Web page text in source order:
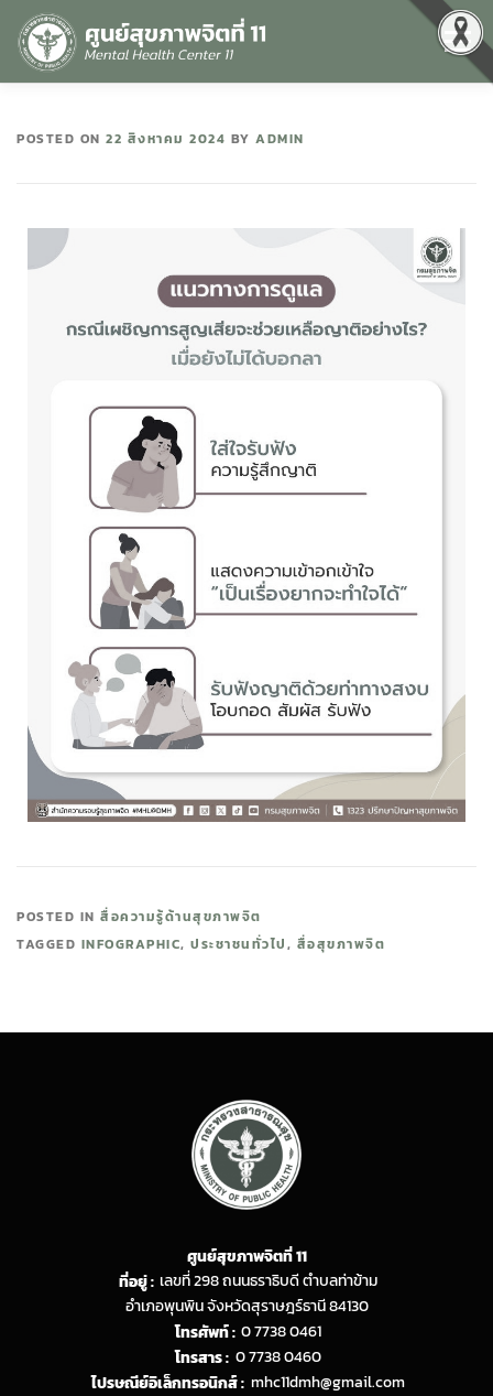
Menu
สำหรับบุคลากร
POSTED ON 22 สิงหาคม 2024 BY ADMIN
POSTED IN สื่อความรู้ด้านสุขภาพจิต
TAGGED INFOGRAPHIC, ประชาชนทั่วไป, สื่อสุขภาพจิต
ศูนย์สุขภาพจิตที่ 11
ที่อยู่ : เลขที่ 298 ถนนธราธิบดี ตำบลท่าข้าม
อำเภอพุนพิน จังหวัดสุราษฎร์ธานี 84130
โทรศัพท์ : 0 7738 0461
โทรสาร : 0 7738 0460
ไปรษณีย์อิเล็กทรอนิกส์ : mhc11dmh@gmail.com